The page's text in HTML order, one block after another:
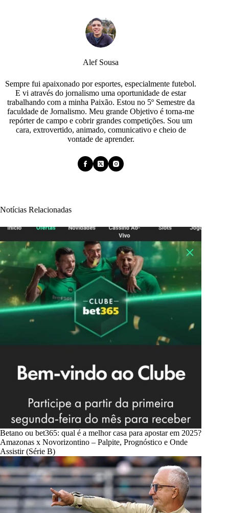
Alef Sousa
Sempre fui apaixonado por esportes, especialmente futebol.
E vi através do jornalismo uma oportunidade de estar
trabalhando com a minha Paixão. Estou no 5º Semestre da
faculdade de Jornalismo. Meu grande Objetivo é torna-me
repórter de campo e cobrir grandes competições. Sou um
cara, extrovertido, animado, comunicativo e cheio de
vontade de aprender.
Notícias Relacionadas
Betano ou bet365: qual é a melhor casa para apostar em 2025?
Amazonas x Novorizontino – Palpite, Prognóstico e Onde
Assistir (Série B)